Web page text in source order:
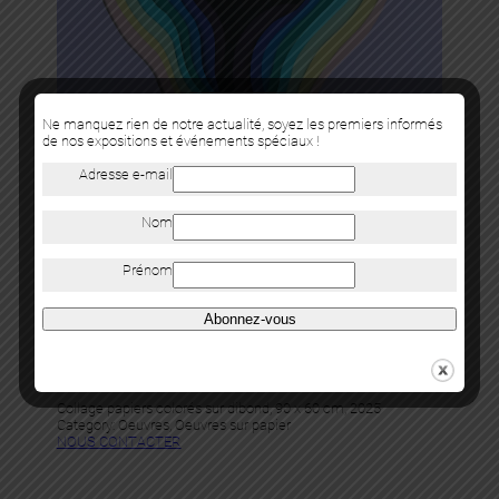
1010
Collage papiers colorés sur dibond, 90 x 60 cm, 2025
Category: Oeuvres, Oeuvres sur papier
NOUS CONTACTER
Ne manquez rien de notre actualité, soyez les premiers informés
de nos expositions et événements spéciaux !
Adresse e-mail
Nom
Prénom
Abonnez-vous